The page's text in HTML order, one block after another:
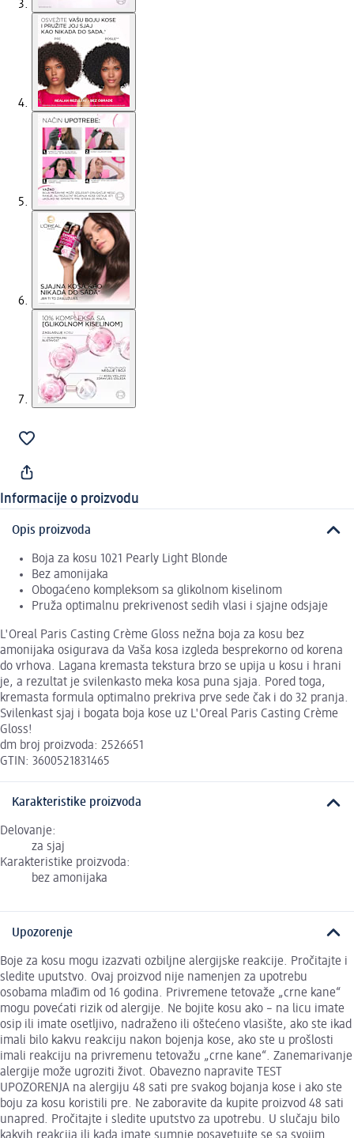
Informacije o proizvodu
Opis proizvoda
Boja za kosu 1021 Pearly Light Blonde
Bez amonijaka
Obogaćeno kompleksom sa glikolnom kiselinom
Pruža optimalnu prekrivenost sedih vlasi i sjajne odsjaje
L'Oreal Paris Casting Crème Gloss nežna boja za kosu bez
amonijaka osigurava da Vaša kosa izgleda besprekorno od korena
do vrhova. Lagana kremasta tekstura brzo se upija u kosu i hrani
je, a rezultat je svilenkasto meka kosa puna sjaja. Pored toga,
kremasta formula optimalno prekriva prve sede čak i do 32 pranja.
Svilenkast sjaj i bogata boja kose uz L'Oreal Paris Casting Crème
Gloss!
dm broj proizvoda: 2526651
GTIN: 3600521831465
Karakteristike proizvoda
Delovanje:
za sjaj
Karakteristike proizvoda:
bez amonijaka
Upozorenje
Boje za kosu mogu izazvati ozbiljne alergijske reakcije. Pročitajte i
sledite uputstvo. Ovaj proizvod nije namenjen za upotrebu
osobama mlađim od 16 godina. Privremene tetovaže „crne kane“
mogu povećati rizik od alergije. Ne bojite kosu ako – na licu imate
osip ili imate osetljivo, nadraženo ili oštećeno vlasište, ako ste ikad
imali bilo kakvu reakciju nakon bojenja kose, ako ste u prošlosti
imali reakciju na privremenu tetovažu „crne kane“. Zanemarivanje
alergije može ugroziti život. Obavezno napravite TEST
UPOZORENJA na alergiju 48 sati pre svakog bojanja kose i ako ste
boju za kosu koristili pre. Ne zaboravite da kupite proizvod 48 sati
unapred. Pročitajte i sledite uputstvo za upotrebu. U slučaju bilo